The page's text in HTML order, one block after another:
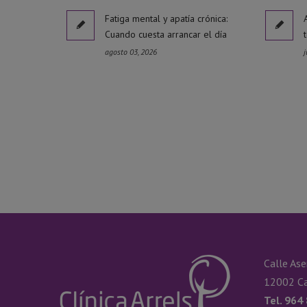
Fatiga mental y apatía crónica:
Cuando cuesta arrancar el día
agosto 03, 2026
Calle
12002
Tel. 964